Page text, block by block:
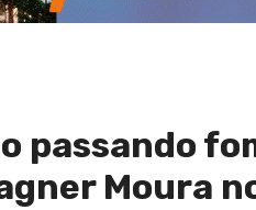
passando
Moura